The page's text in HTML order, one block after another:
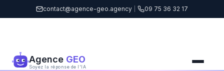
contact@agence-geo.agency 09 75 36 32 17
Agence GEO
Soyez la réponse de l'IA